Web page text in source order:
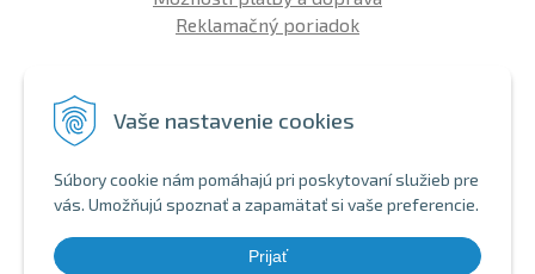
Vaše nastavenie cookies
Súbory cookie nám pomáhajú pri poskytovaní služieb pre
vás. Umožňujú spoznať a zapamätať si vaše preferencie.
Prijať
Reklamačný poriadok
Aký bicykel kúpiť 26' | 27,5' | 29'
Nákup na splátky
Bezhotovostná platba